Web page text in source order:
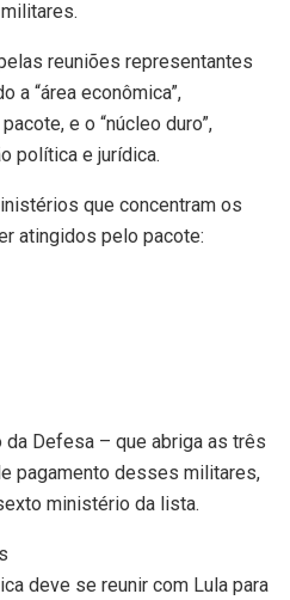
reuniões representantes
a “área econômica”,
e o “núcleo duro”,
política e jurídica.
que concentram os
atingidos pelo pacote:
Defesa – que abriga as três
pagamento desses militares,
ministério da lista.
deve se reunir com Lula para